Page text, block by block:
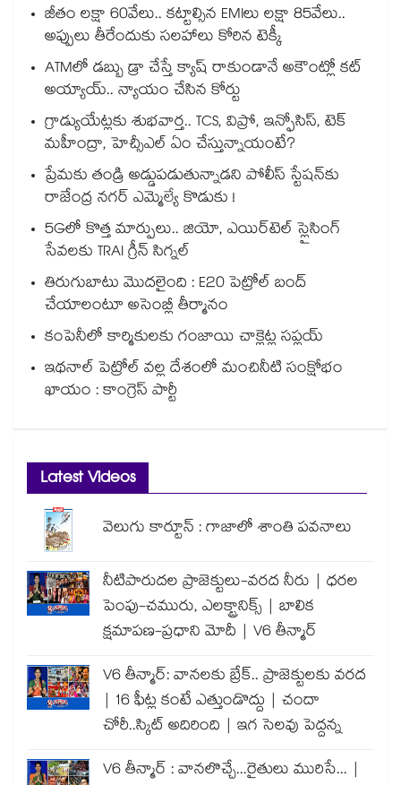
జీతం లక్షా 60వేలు.. కట్టాల్సిన EMIలు లక్షా 85వేలు..
అప్పులు తీరేందుకు సలహాలు కోరిన టెక్కీ
ATMలో డబ్బు డ్రా చేస్తే క్యాష్ రాకుండానే అకౌంట్లో కట్
అయ్యాయ్.. న్యాయం చేసిన కోర్టు
గ్రాడ్యుయేట్లకు శుభవార్త.. TCS, విప్రో, ఇన్ఫోసిస్, టెక్
మహీంద్రా, హెచ్సీఎల్ ఏం చేస్తున్నాయంటే?
ప్రేమకు తండ్రి అడ్డుపడుతున్నాడని పోలీస్ స్టేషన్⁪కు
రాజేంద్ర నగర్ ఎమ్మెల్యే కొడుకు !
5Gలో కొత్త మార్పులు.. జియో, ఎయిర్‌టెల్ స్లైసింగ్
సేవలకు TRAI గ్రీన్ సిగ్నల్
తిరుగుబాటు మొదలైంది : E20 పెట్రోల్ బంద్
చేయాలంటూ అసెంబ్లీ తీర్మానం
కంపెనీలో కార్మికులకు గంజాయి చాక్లెట్ల సప్లయ్
ఇథనాల్ పెట్రోల్ వల్ల దేశంలో మంచినీటి సంక్షోభం
ఖాయం : కాంగ్రెస్ పార్టీ
Latest Videos
వెలుగు కార్టూన్ : గాజాలో శాంతి పవనాలు
నీటిపారుదల ప్రాజెక్టులు-వరద నీరు | ధరల
పెంపు-చమురు, ఎలక్ట్రానిక్స్ | బాలిక
క్షమాపణ-ప్రధాని మోదీ | V6 తీన్మార్
V6 తీన్మార్: వానలకు బ్రేక్.. ప్రాజెక్టులకు వరద
| 16 ఫీట్ల కంటే ఎత్తుండొద్దు | చందా
చోరీ..స్కిట్ అదిరింది | ఇగ సెలవు పెద్దన్న
V6 తీన్మార్ : వానలొచ్చే...రైతులు మురిసే... |